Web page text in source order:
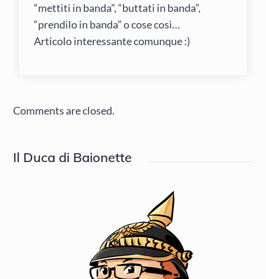
“mettiti in banda”, “buttati in banda”,
“prendilo in banda” o cose così…
Articolo interessante comunque :)
Comments are closed.
Il Duca di Baionette